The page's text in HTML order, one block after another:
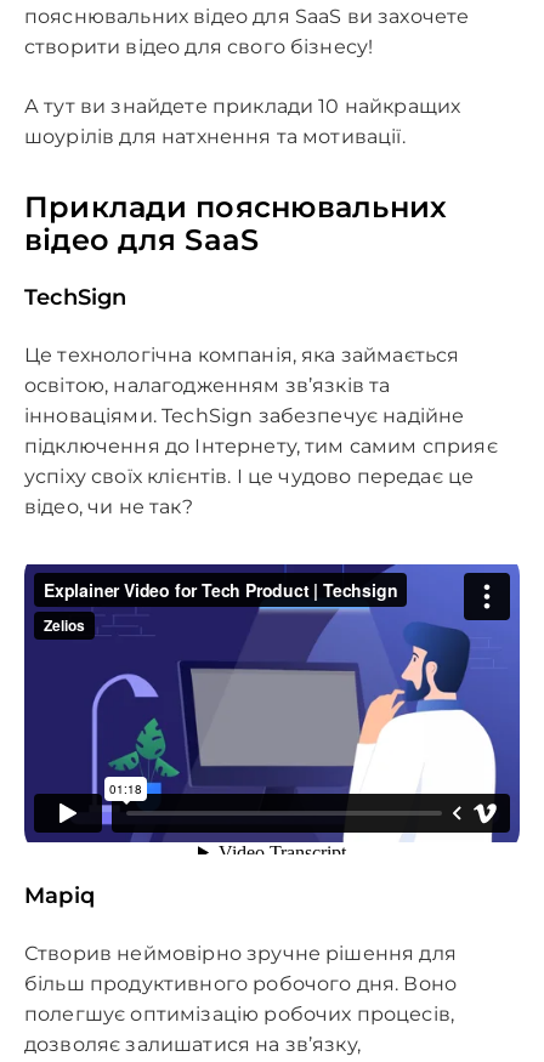
пояснювальних відео для SaaS ви захочете
створити відео для свого бізнесу!
А тут ви знайдете приклади 10 найкращих
шоурілів для натхнення та мотивації.
Приклади пояснювальних
відео для SaaS
TechSign
Це технологічна компанія, яка займається
освітою, налагодженням зв’язків та
інноваціями. TechSign забезпечує надійне
підключення до Інтернету, тим самим сприяє
успіху своїх клієнтів. І це чудово передає це
відео, чи не так?
Mapiq
Створив неймовірно зручне рішення для
більш продуктивного робочого дня. Воно
полегшує оптимізацію робочих процесів,
дозволяє залишатися на зв’язку,